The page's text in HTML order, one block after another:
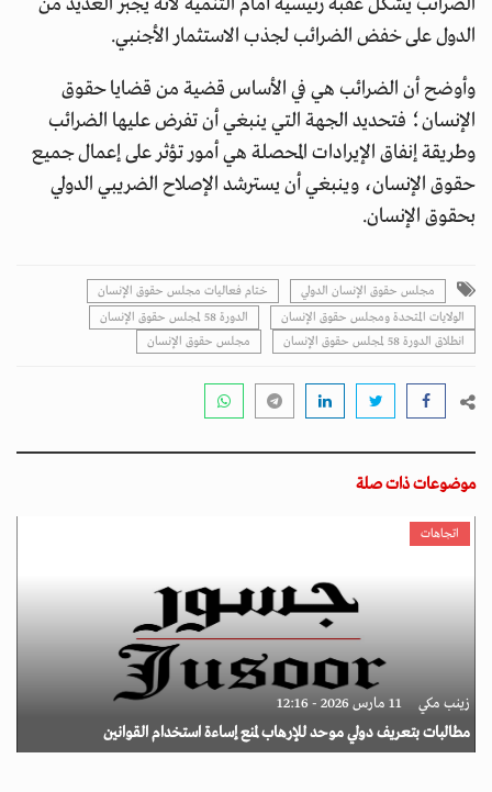
الضرائب يشكل عقبة رئيسية أمام التنمية لأنه يجبر العديد من
الدول على خفض الضرائب لجذب الاستثمار الأجنبي.
وأوضح أن الضرائب هي في الأساس قضية من قضايا حقوق
الإنسان؛ فتحديد الجهة التي ينبغي أن تفرض عليها الضرائب
وطريقة إنفاق الإيرادات المحصلة هي أمور تؤثر على إعمال جميع
حقوق الإنسان، وينبغي أن يسترشد الإصلاح الضريبي الدولي
بحقوق الإنسان.
مجلس حقوق الإنسان الدولي
ختام فعاليات مجلس حقوق الإنسان
الولايات المتحدة ومجلس حقوق الإنسان
الدورة 58 لمجلس حقوق الإنسان
انطلاق الدورة 58 لمجلس حقوق الإنسان
مجلس حقوق الإنسان
موضوعات ذات صلة
اتجاهات
زينب مكي 11 مارس 2026 - 12:16
مطالبات بتعريف دولي موحد للإرهاب لمنع إساءة استخدام القوانين